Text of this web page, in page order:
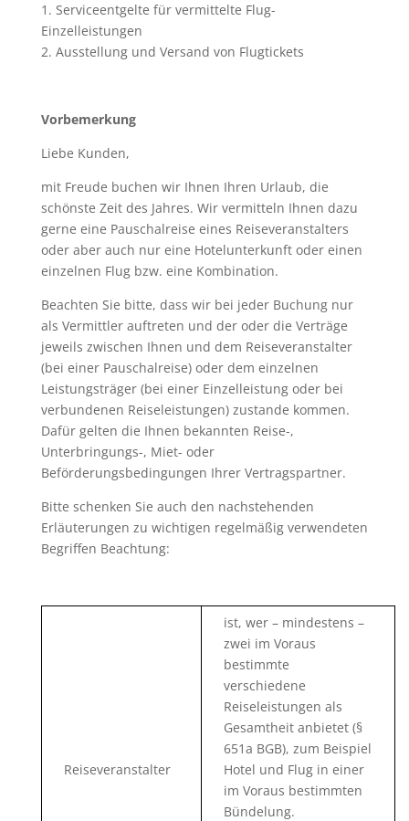
1. Serviceentgelte für vermittelte Flug-
Einzelleistungen
2. Ausstellung und Versand von Flugtickets
Vorbemerkung
Liebe Kunden,
mit Freude buchen wir Ihnen Ihren Urlaub, die
schönste Zeit des Jahres. Wir vermitteln Ihnen dazu
gerne eine Pauschalreise eines Reiseveranstalters
oder aber auch nur eine Hotelunterkunft oder einen
einzelnen Flug bzw. eine Kombination.
Beachten Sie bitte, dass wir bei jeder Buchung nur
als Vermittler auftreten und der oder die Verträge
jeweils zwischen Ihnen und dem Reiseveranstalter
(bei einer Pauschalreise) oder dem einzelnen
Leistungsträger (bei einer Einzelleistung oder bei
verbundenen Reiseleistungen) zustande kommen.
Dafür gelten die Ihnen bekannten Reise-,
Unterbringungs-, Miet- oder
Beförderungsbedingungen Ihrer Vertragspartner.
Bitte schenken Sie auch den nachstehenden
Erläuterungen zu wichtigen regelmäßig verwendeten
Begriffen Beachtung:
Reiseveranstalter
ist, wer – mindestens –
zwei im Voraus
bestimmte
verschiedene
Reiseleistungen als
Gesamtheit anbietet (§
651a BGB), zum Beispiel
Hotel und Flug in einer
im Voraus bestimmten
Bündelung.